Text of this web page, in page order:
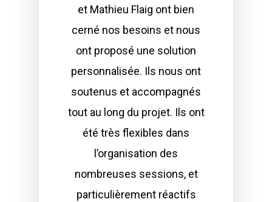
et Mathieu Flaig ont bien
cerné nos besoins et nous
ont proposé une solution
personnalisée. Ils nous ont
soutenus et accompagnés
tout au long du projet. Ils ont
été très flexibles dans
l’organisation des
nombreuses sessions, et
particulièrement réactifs